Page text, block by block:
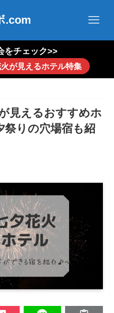
.com
をチェック>>
火が見えるホテル特集
見えるおすすめホ
祭りの穴場宿も紹